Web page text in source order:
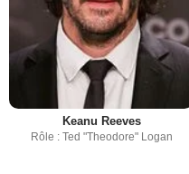
Keanu Reeves
Rôle : Ted "Theodore" Logan